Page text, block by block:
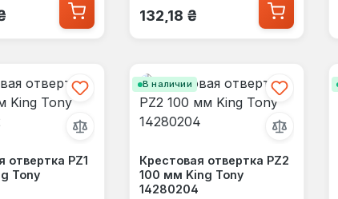
Обычная цена:
132,18 ₴
отвертка PZ1
Tony
В наличии
Крестовая отвертка PZ2
100 мм King Tony
14280204